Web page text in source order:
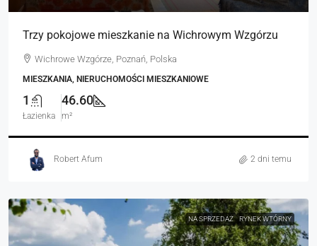
Trzy pokojowe mieszkanie na Wichrowym Wzgórzu
Wichrowe Wzgórze, Poznań, Polska
MIESZKANIA, NIERUCHOMOŚCI MIESZKANIOWE
1
Łazienka
46.60
m²
Robert Afum 2 dni temu
NA SPRZEDAŻ RYNEK WTÓRNY